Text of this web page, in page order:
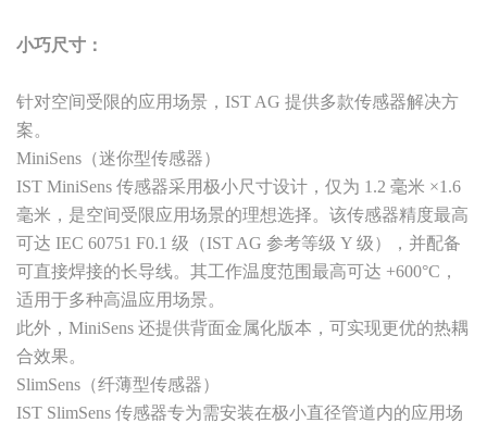
小巧尺寸：
针对空间受限的应用场景，IST AG 提供多款传感器解决方
案。
MiniSens（迷你型传感器）
IST MiniSens 传感器采用极小尺寸设计，仅为 1.2 毫米 ×1.6
毫米，是空间受限应用场景的理想选择。该传感器精度最高
可达 IEC 60751 F0.1 级（IST AG 参考等级 Y 级），并配备
可直接焊接的长导线。其工作温度范围最高可达 +600°C，
适用于多种高温应用场景。
此外，MiniSens 还提供背面金属化版本，可实现更优的热耦
合效果。
SlimSens（纤薄型传感器）
IST SlimSens 传感器专为需安装在极小直径管道内的应用场